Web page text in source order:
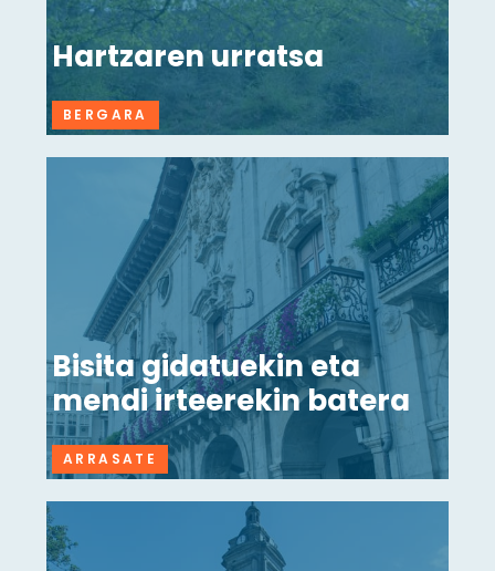
Hartzaren urratsa
BERGARA
Bisita gidatuekin eta
mendi irteerekin batera
ARRASATE